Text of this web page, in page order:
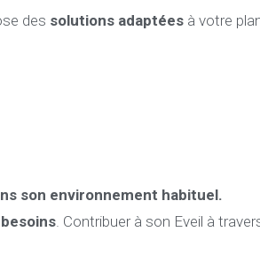
des solutions adaptées à votre
son environnement habituel.
. Contribuer à son Eveil à